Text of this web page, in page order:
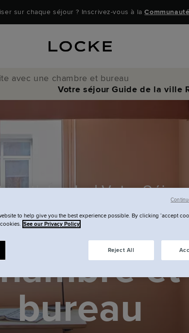
sur chaque séjour ? Inscrivez-vous à la
avec une chambre et bureau
Votre séjour Guide de la ville
Locke | Votre Séjour
avec
et
bureau
to help give you the best experience possible. By clicking ‘accept
See our Privacy Policy
Reject All